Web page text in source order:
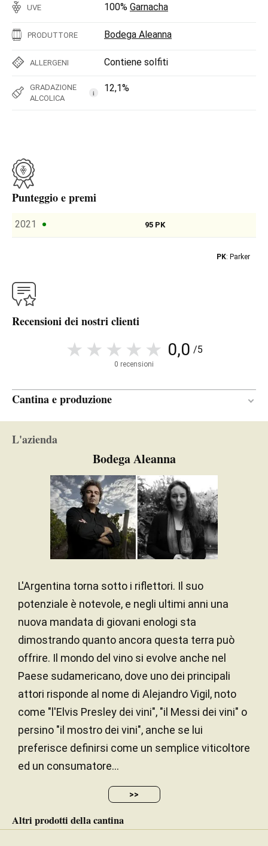
UVE 100% Garnacha
PRODUTTORE Bodega Aleanna
ALLERGENI Contiene solfiti
GRADAZIONE
ALCOLICA
i 12,1%
Punteggio e premi
2021 95 PK
PK: Parker
Recensioni dei nostri clienti
0,0 /5
0 recensioni
Cantina e produzione
FERMENTAZIONE
Usate
L'azienda
Bodega Aleanna
L'Argentina torna sotto i riflettori. Il suo
potenziale è notevole, e negli ultimi anni una
nuova mandata di giovani enologi sta
dimostrando quanto ancora questa terra può
offrire. Il mondo del vino si evolve anche nel
Paese sudamericano, dove uno dei principali
attori risponde al nome di Alejandro Vigil, noto
come "l'Elvis Presley dei vini", "il Messi dei vini" o
persino "il mostro dei vini", anche se lui
preferisce definirsi come un semplice viticoltore
ed un consumatore...
>>
Altri prodotti della cantina